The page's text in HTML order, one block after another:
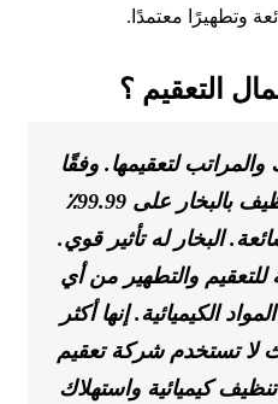
وتطهيرًا معتمدًا.
التعقيم ؟
والمراتب لتعقيمها. وفقًا
للدراسات ، يقضي التنظيف بالبخار على 99.99٪
البخار له تأثير قوي.
والتطهير من أي
الكيميائية. إنها أكثر
لا تستخدم شركة تعقيم
كيميائية واستهلاك